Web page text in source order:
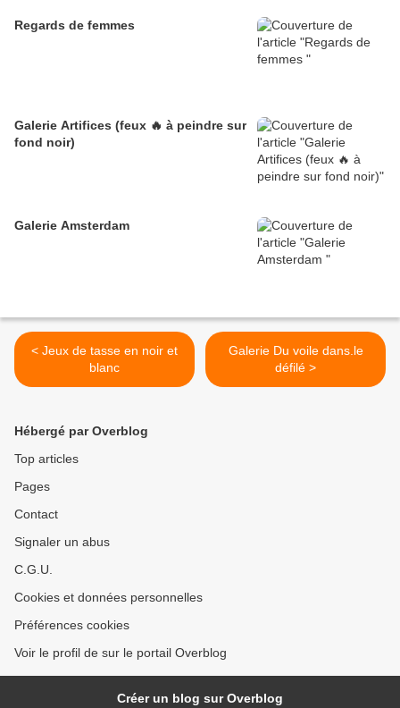
Regards de femmes
Galerie Artifices (feux 🔥 à peindre sur
fond noir)
Galerie Amsterdam
< Jeux de tasse en noir et
blanc
Galerie Du voile dans.le
défilé >
Hébergé par Overblog
Top articles
Pages
Contact
Signaler un abus
C.G.U.
Cookies et données personnelles
Préférences cookies
Voir le profil de sur le portail Overblog
Créer un blog sur Overblog